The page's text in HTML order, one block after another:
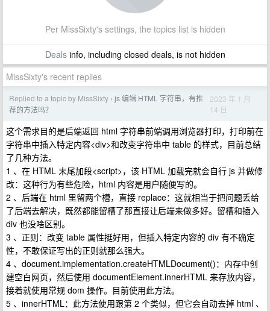
Per MissSixty's settings, the topics list is hidden
Dealsinfo, including closed deals, is not hidden
MissSixty's recent replies
Replied to a topic by MissSixty › js 编辑 HTML 字符串，有推
荐的方法吗？
2023 年 1 月
14 日
这个需求目的是后端返回 html 字符串前端调用浏览器打印，打印前在
字符串中插入特定内容<div>和改变字符串中 table 的样式，目前总结
了几种方法。
1 、在 HTML 末尾加段<script>，该 HTML 加载完就会自行 js 并做修
改：这种行为有些危险，html 内容是用户随便写的。
2 、后端在 html 里留两个槽，直接 replace：这就相当于把问题丢给
了后端去解决，既然都能留槽了那直接让后端来做多好。留槽和插入
div 也没啥区别。
3 、正则：改变 table 属性挺好用，但插入特定内容的 div 有不确定
性，不敢保证写出的正则就那么强大。
4 、document.implementation.createHTMLDocument()：内存中创
建空白网页，然后使用 documentElement.innerHTML 来存放内容，
接着就使用常规 dom 操作。目前使用此方法。
5 、innerHTML：此方法使用跟第 2 个类似，但它会自动去掉 html 、